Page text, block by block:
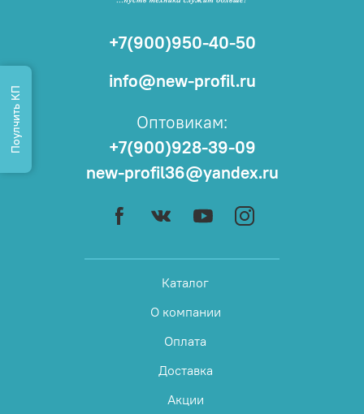
Каталог
О компании
Оплата
Доставка
Акции
+7(900)950-40-50
info@new-profil.ru
Оптовикам:
+7(900)928-39-09
new-profil36@yandex.ru
Поулчить КП